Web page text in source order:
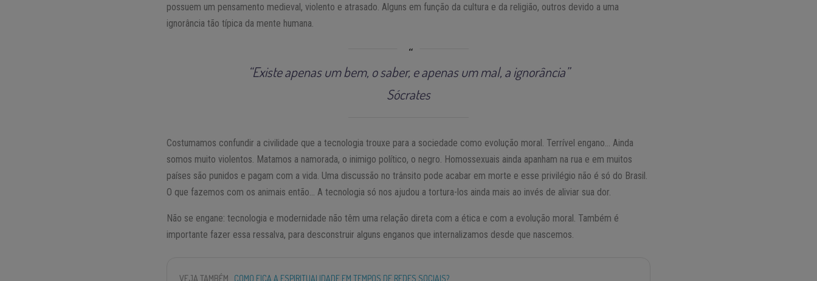
possuem um pensamento medieval, violento e atrasado. Alguns em função da cultura e da religião, outros devido a uma
ignorância tão típica da mente humana.
“Existe apenas um bem, o saber, e apenas um mal, a ignorância”
Sócrates
Costumamos confundir a civilidade que a tecnologia trouxe para a sociedade como evolução moral. Terrível engano… Ainda
somos muito violentos. Matamos a namorada, o inimigo político, o negro. Homossexuais ainda apanham na rua e em muitos
países são punidos e pagam com a vida. Uma discussão no trânsito pode acabar em morte e esse privilégio não é só do Brasil.
O que fazemos com os animais então… A tecnologia só nos ajudou a tortura-los ainda mais ao invés de aliviar sua dor.
Não se engane: tecnologia e modernidade não têm uma relação direta com a ética e com a evolução moral. Também é
importante fazer essa ressalva, para desconstruir alguns enganos que internalizamos desde que nascemos.
VEJA TAMBÉM COMO FICA A ESPIRITUALIDADE EM TEMPOS DE REDES SOCIAIS?